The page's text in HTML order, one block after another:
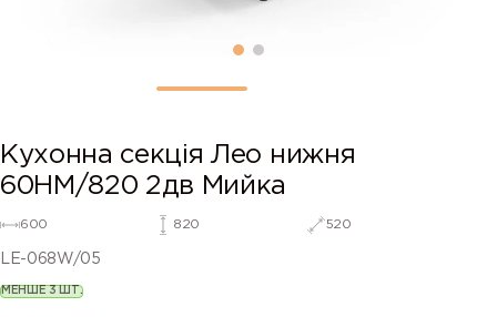
Кухонна секція Лео нижня
60НМ/820 2дв Мийка
600 820 520
LE-068W/05
МЕНШЕ 3 ШТ.